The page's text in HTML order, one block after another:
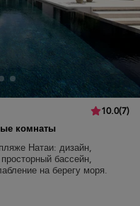
10.0(7)
комнаты
Натаи: дизайн,
бассейн,
на берегу моря.